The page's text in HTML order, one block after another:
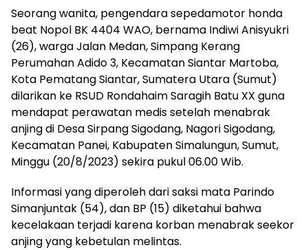
Seorang wanita, pengendara sepedamotor honda
beat Nopol BK 4404 WAO, bernama Indiwi Anisyukri
(26), warga Jalan Medan, Simpang Kerang
Perumahan Adido 3, Kecamatan Siantar Martoba,
Kota Pematang Siantar, Sumatera Utara (Sumut)
dilarikan ke RSUD Rondahaim Saragih Batu XX guna
mendapat perawatan medis setelah menabrak
anjing di Desa Sirpang Sigodang, Nagori Sigodang,
Kecamatan Panei, Kabupaten Simalungun, Sumut,
Minggu (20/8/2023) sekira pukul 06.00 Wib.
Informasi yang diperoleh dari saksi mata Parindo
Simanjuntak (54), dan BP (15) diketahui bahwa
kecelakaan terjadi karena korban menabrak seekor
anjing yang kebetulan melintas.